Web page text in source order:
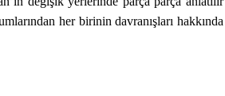
her birinin davranışları hakkında